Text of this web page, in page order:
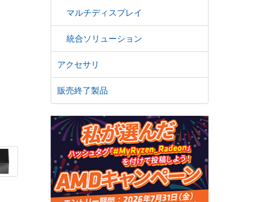
マルチディスプレイ
統合ソリューション
アクセサリ
販売終了製品